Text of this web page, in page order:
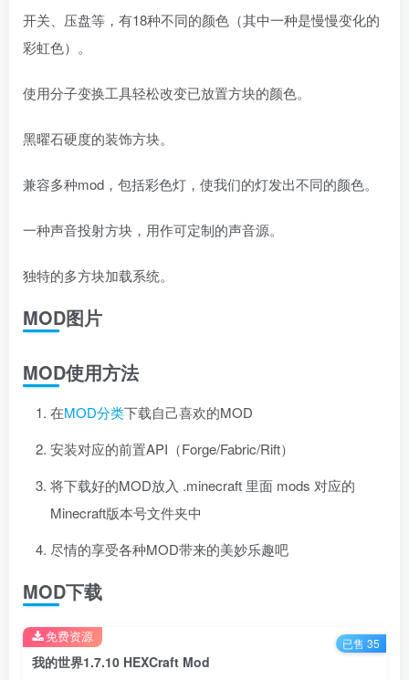
开关、压盘等，有18种不同的颜色（其中一种是慢慢变化的
彩虹色）。
使用分子变换工具轻松改变已放置方块的颜色。
黑曜石硬度的装饰方块。
兼容多种mod，包括彩色灯，使我们的灯发出不同的颜色。
一种声音投射方块，用作可定制的声音源。
独特的多方块加载系统。
MOD图片
MOD使用方法
在MOD分类下载自己喜欢的MOD
安装对应的前置API（Forge/Fabric/Rift）
将下载好的MOD放入 .minecraft 里面 mods 对应的
Minecraft版本号文件夹中
尽情的享受各种MOD带来的美妙乐趣吧
MOD下载
我的世界1.7.10 HEXCraft Mod
免费资源 已售 35